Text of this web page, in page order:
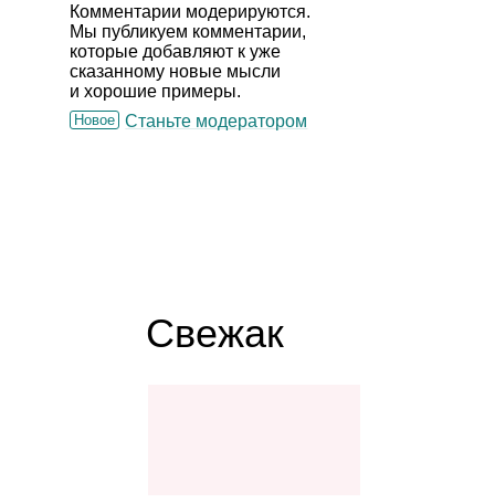
Комментарии модерируются.
Мы публикуем комментарии,
которые добавляют к уже
сказанному новые мысли
и хорошие примеры.
Новое Станьте модератором
Свежак